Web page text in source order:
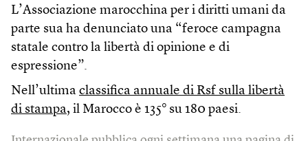
L’Associazione marocchina per i diritti umani da
parte sua ha denunciato una “feroce campagna
statale contro la libertà di opinione e di
espressione”.
Nell’ultima classifica annuale di Rsf sulla libertà
di stampa, il Marocco è 135° su 180 paesi.